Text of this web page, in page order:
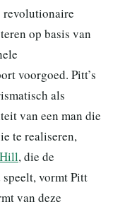
revolutionaire
op basis van
voorgoed. Pitt’s
als
van een man die
te realiseren,
, die de
vormt Pitt
van deze